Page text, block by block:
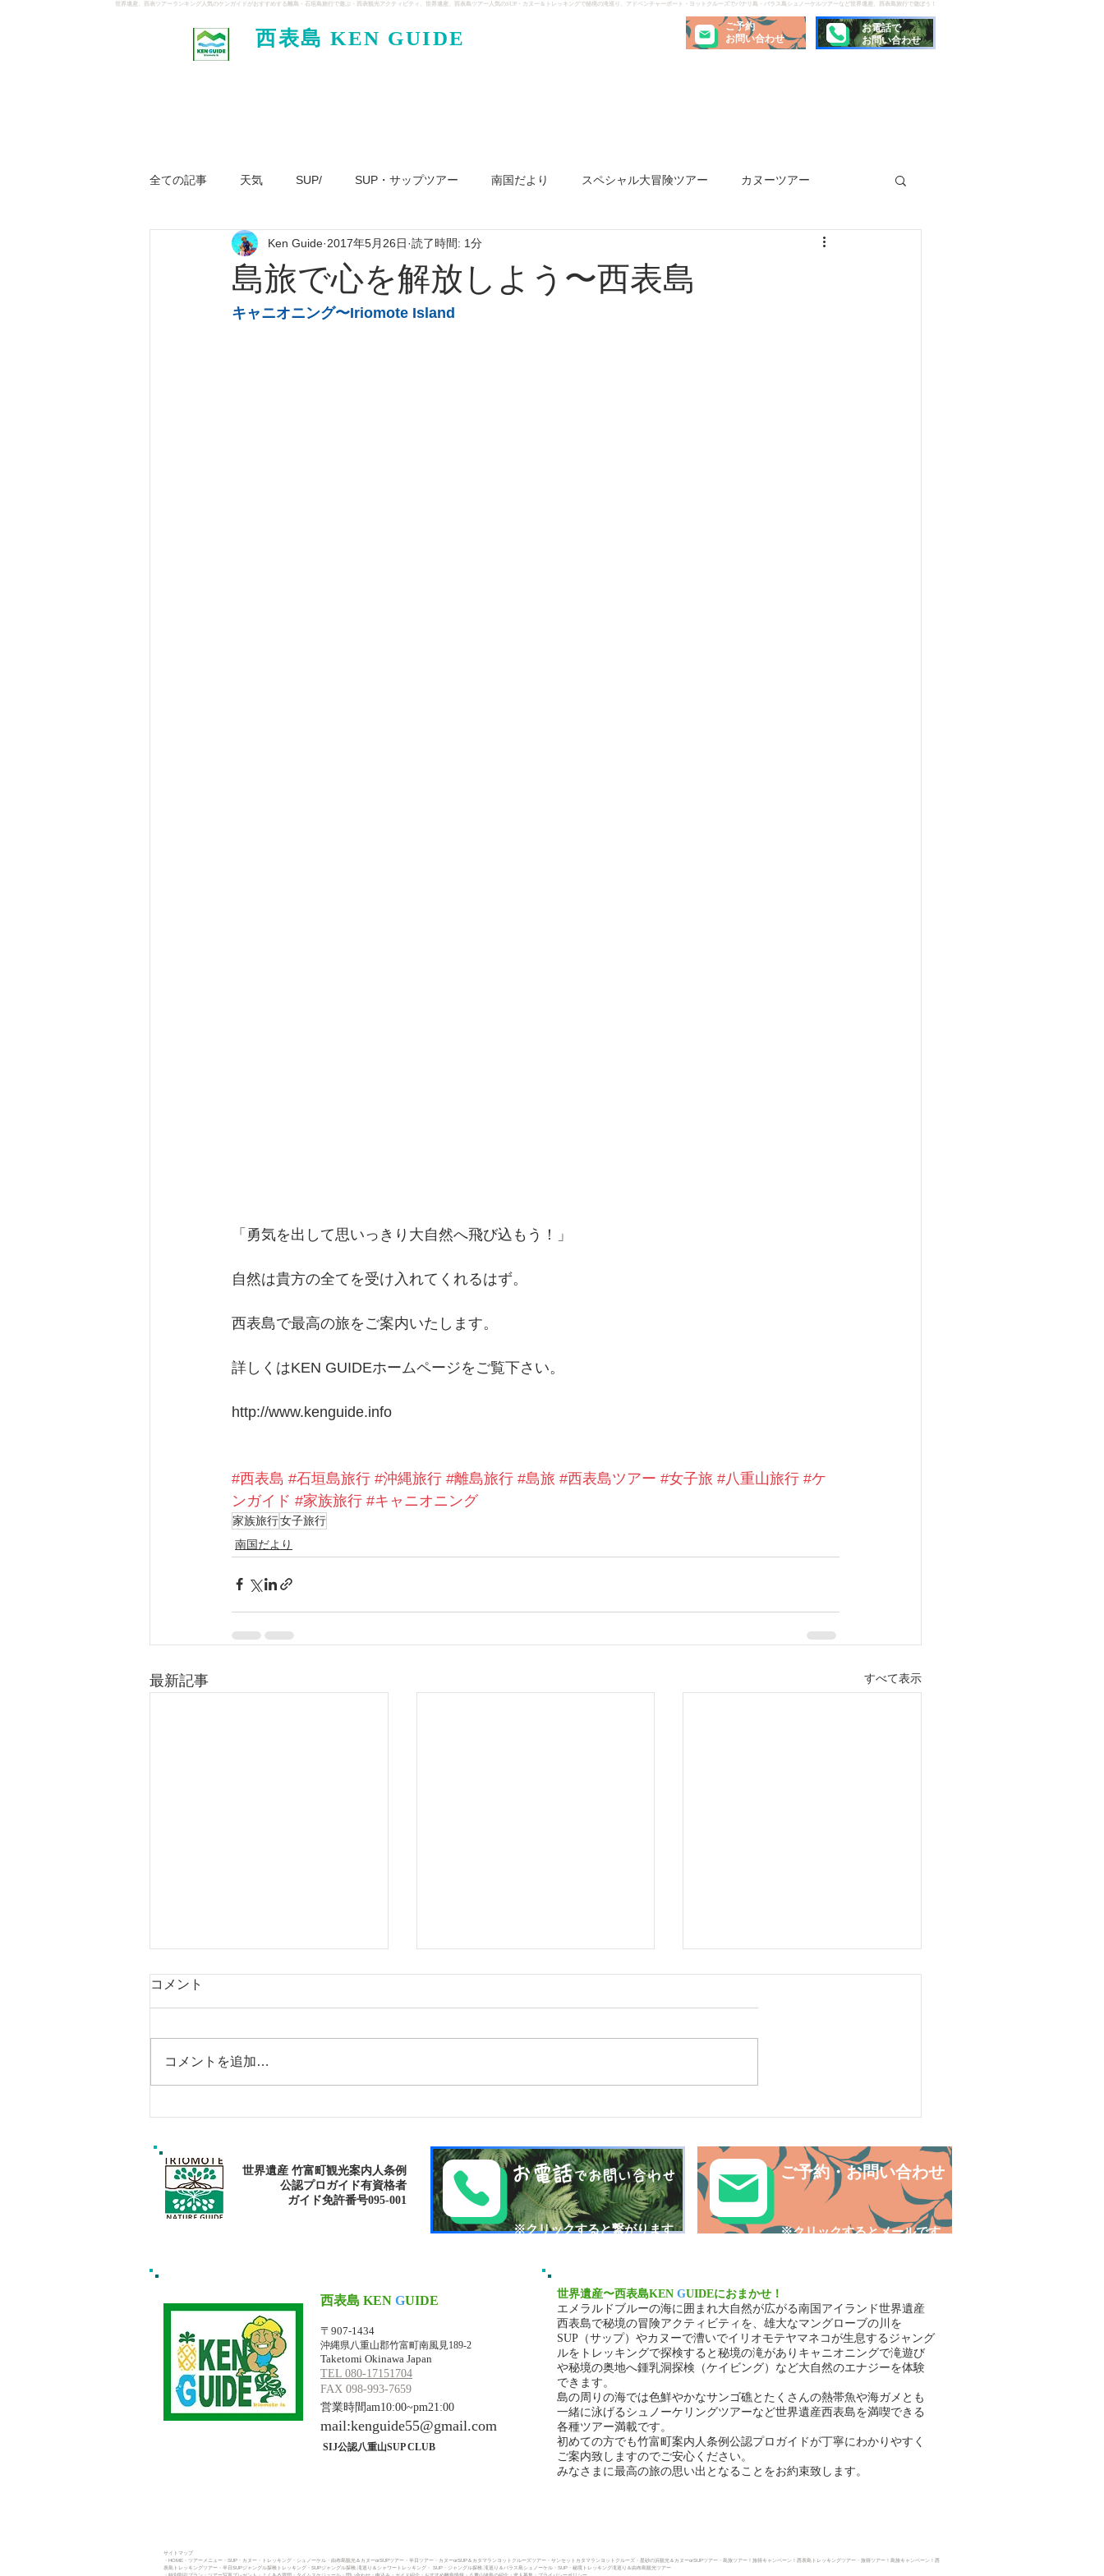
世界遺産、西表ツアーランキング人気のケンガイドがおすすめする離島・石垣島旅行で遊ぶ・西表観光アクティビティ、世界遺産、西表島ツアー人気のSUP・カヌー＆トレッキングで秘境の滝巡り、アドベンチャーボート・ヨットクルーズでパナリ島・バラス島シュノーケルツアーなど世界遺産、西表島旅行で遊ぼう！
西表島 KEN GUIDE
ご予約
お問い合わせ
お電話で
お問い合わせ
全ての記事 天気 SUP/ SUP・サップツアー 南国だより スペシャル大冒険ツアー カヌーツアー
ジャングル大冒険ツアー パナリ島 ヨット
島旅で心を解放しよう〜西表島
Ken Guide 2017年5月26日 読了時間: 1分
キャニオニング〜Iriomote Island
「勇気を出して思いっきり大自然へ飛び込もう！」
自然は貴方の全てを受け入れてくれるはず。
西表島で最高の旅をご案内いたします。
詳しくはKEN GUIDEホームページをご覧下さい。
http://www.kenguide.info
#西表島 #石垣島旅行 #沖縄旅行 #離島旅行 #島旅 #西表島ツアー #女子旅 #八重山旅行 #ケ
ンガイド #家族旅行 #キャニオニング
家族旅行女子旅行
南国だより
最新記事 すべて表示
コメント
コメントを追加…
世界遺産 竹富町観光案内人条例
公認プロガイド有資格者
​ガイド免許番号095-001​​
お電話でお問い合わせ
​※クリックすると繋がります
ご予約・お問い合わせ
​※クリックするとメールです
西表島 KEN GUIDE
〒907-1434
沖縄県八重山郡竹富町南風見189-2
Taketomi Okinawa Japan
TEL 080-17151704
FAX 098-993-7659
営業時間am10:00~pm21:00
mail:kenguide55@gmail.com
SIJ公認八重山SUP CLUB
世界遺産〜西表島KEN GUIDEにおまかせ！
エメラルドブルーの海に囲まれ大自然が広がる南国アイランド世界遺産
西表島で秘境の冒険アクティビティを、雄大なマングローブの川を
SUP（サップ）やカヌーで漕いでイリオモテヤマネコが生息するジャング
ルをトレッキングで探検すると秘境の滝がありキャニオニングで滝遊び
や秘境の奥地へ鍾乳洞探検（ケイビング）など大自然のエナジーを体験
できます。
島の周りの海では色鮮やかなサンゴ礁とたくさんの熱帯魚や海ガメとも
一緒に泳げるシュノーケリングツアーなど世界遺産西表島を満喫できる
各種ツアー満載です。
初めての方でも竹富町案内人条例公認プロガイドが丁寧にわかりやすく
ご案内致しますのでご安心ください。
みなさまに最高の旅の思い出となることをお約束致します。
サイトマップ
・HOME
・ツアーメニュー ・SUP ・カヌー ・トレッキング​ ・シュノーケル・ 由布島観光＆カヌーorSUPツアー ・ 半日ツアー ・ カヌーorSUP＆カタマランヨットクルーズツアー・ サンセットカタマランヨットクルーズ・ 星砂の浜観光＆カヌーorSUPツアー・ 島旅ツアー！旅得キャンペーン！西表島トレッキングツアー・ 旅得ツアー！島旅キャンペーン！西
表島トレッキングツアー・ 半日SUPジャングル探検トレッキング ・ SUPジャングル探検.滝巡り＆シャワートレッキング ・ SUP・ジャングル探検.滝巡り＆バラス島シュノーケル・ SUP・秘境トレッキング滝巡り＆由布島観光ツアー